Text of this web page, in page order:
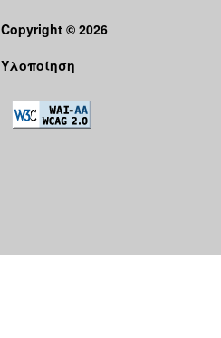
Copyright © 2026
Υλοποίηση